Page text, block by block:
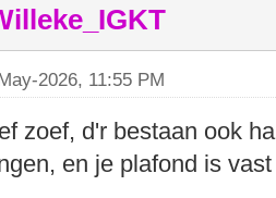
2026, 11:55 PM
zoef, d'r bestaan ook
en je plafond is